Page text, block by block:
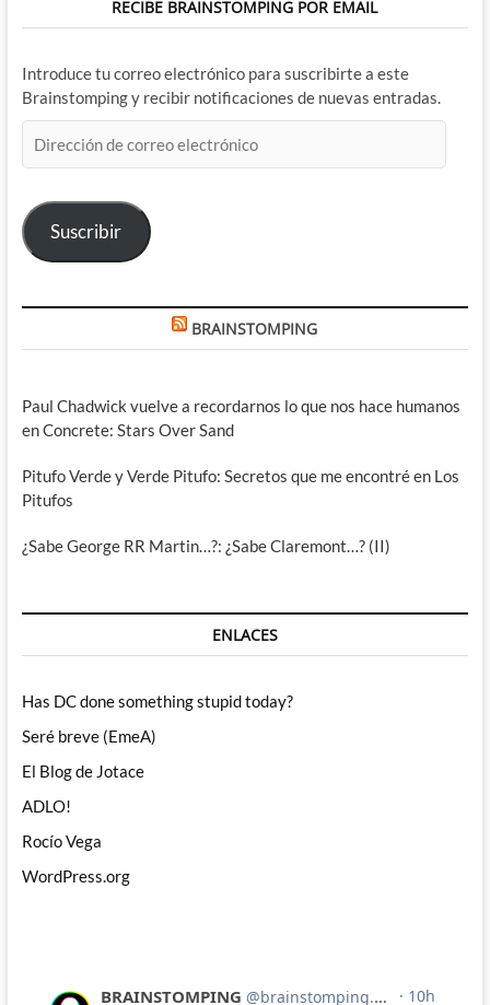
RECIBE BRAINSTOMPING POR EMAIL
Introduce tu correo electrónico para suscribirte a este
Brainstomping y recibir notificaciones de nuevas entradas.
de
electrónico
Suscribir
BRAINSTOMPING
Paul Chadwick vuelve a recordarnos lo que nos hace humanos
en Concrete: Stars Over Sand
Pitufo Verde y Verde Pitufo: Secretos que me encontré en Los
Pitufos
¿Sabe George RR Martin…?: ¿Sabe Claremont…? (II)
ENLACES
Has DC done something stupid today?
Seré breve (EmeA)
El Blog de Jotace
ADLO!
Rocío Vega
WordPress.org